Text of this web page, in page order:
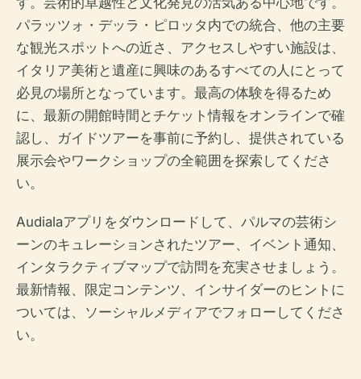
パラッツォ・デッラ・ピロッタ内での統合、他の主要
な観光スポットへの近さ、アクセスしやすい施設は、
イタリア美術と遺産に興味のあるすべての人にとって
必見の場所となっています。最高の体験を得るため
に、最新の開館時間とチケット情報をオンラインで確
認し、ガイドツアーを事前に予約し、提供されている
展示会やワークショップの全範囲を探索してくださ
い。
Audialaアプリをダウンロードして、パルマの芸術シ
ーンのキュレーションされたツアー、イベント通知、
インタラクティブマップで訪問を充実させましょう。
最新情報、限定コンテンツ、インサイダーのヒントに
ついては、ソーシャルメディアでフォローしてくださ
い。